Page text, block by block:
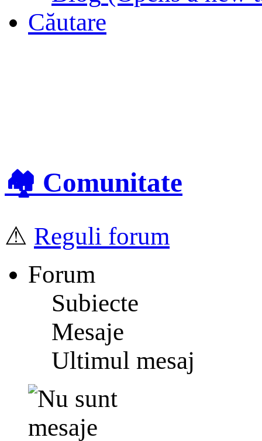
Căutare
🏘️ Comunitate
⚠ Reguli forum
Forum
Subiecte
Mesaje
Ultimul mesaj